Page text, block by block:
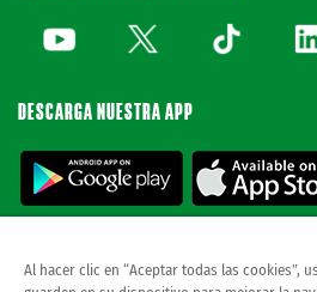
DESCARGA NUESTRA APP
Al hacer clic en “Aceptar todas las cookies”,